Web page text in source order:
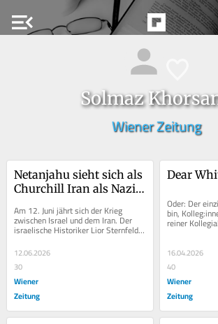
menu_open
Solmaz
Wiener Zeitung
Netanjahu sieht sich als
Churchill Iran als Nazi-
Am 12. Juni jährt sich der Krieg
zwischen Israel und dem Iran. Der
israelische Historiker Lior Sternfeld
die...
12.06.2026
30
Wiener
Zeitung
Dear
Oder: Der
bin,
reiner
damit sie ihr
16.04.2026
40
Wiener
Zeitung